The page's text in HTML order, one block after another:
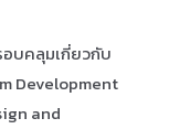
อบคลุมเกี่ยวกับ
Development
and